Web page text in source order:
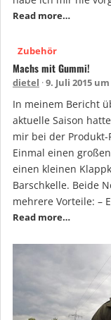
Read more…
Zubehör
Machs mit Gummi!
dietel 9. Juli 2015 um
In meinem Bericht
aktuelle Saison
mir bei der
Einmal einen
einen kleinen
Barschkelle. Beide
mehrere Vorteile: –
Read more…